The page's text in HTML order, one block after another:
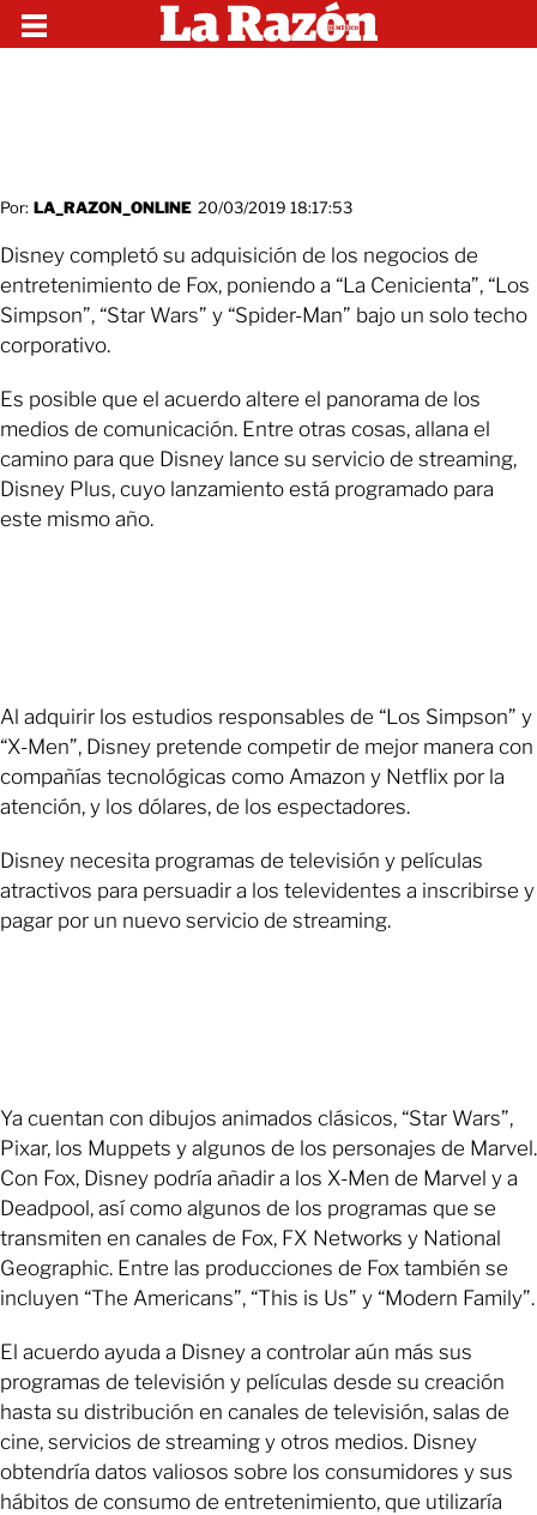
Por: LA_RAZON_ONLINE 20/03/2019 18:17:53
Disney completó su adquisición de los negocios de
entretenimiento de Fox, poniendo a “La Cenicienta”, “Los
Simpson”, “Star Wars” y “Spider-Man” bajo un solo techo
corporativo.
Es posible que el acuerdo altere el panorama de los
medios de comunicación. Entre otras cosas, allana el
camino para que Disney lance su servicio de streaming,
Disney Plus, cuyo lanzamiento está programado para
este mismo año.
Al adquirir los estudios responsables de “Los Simpson” y
“X-Men”, Disney pretende competir de mejor manera con
compañías tecnológicas como Amazon y Netflix por la
atención, y los dólares, de los espectadores.
Disney necesita programas de televisión y películas
atractivos para persuadir a los televidentes a inscribirse y
pagar por un nuevo servicio de streaming.
Ya cuentan con dibujos animados clásicos, “Star Wars”,
Pixar, los Muppets y algunos de los personajes de Marvel.
Con Fox, Disney podría añadir a los X-Men de Marvel y a
Deadpool, así como algunos de los programas que se
transmiten en canales de Fox, FX Networks y National
Geographic. Entre las producciones de Fox también se
incluyen “The Americans”, “This is Us” y “Modern Family”.
El acuerdo ayuda a Disney a controlar aún más sus
programas de televisión y películas desde su creación
hasta su distribución en canales de televisión, salas de
cine, servicios de streaming y otros medios. Disney
obtendría datos valiosos sobre los consumidores y sus
hábitos de consumo de entretenimiento, que utilizaría